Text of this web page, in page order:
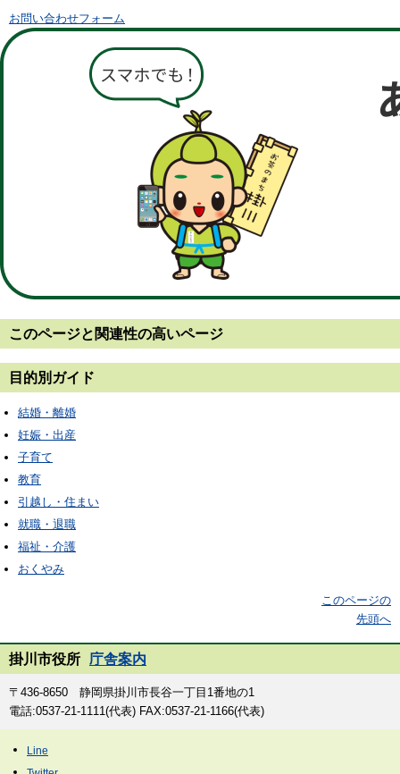
お問い合わせフォーム
このページと 関連性の高いページ
目的別ガイド
結婚・離婚
妊娠・出産
子育て
教育
引越し・住まい
就職・退職
福祉・介護
おくやみ
このページの
先頭へ
掛川市役所 庁舎案内
〒436-8650 静岡県掛川市長谷一丁目1番地の1
電話:0537-21-1111(代表) FAX:0537-21-1166(代表)